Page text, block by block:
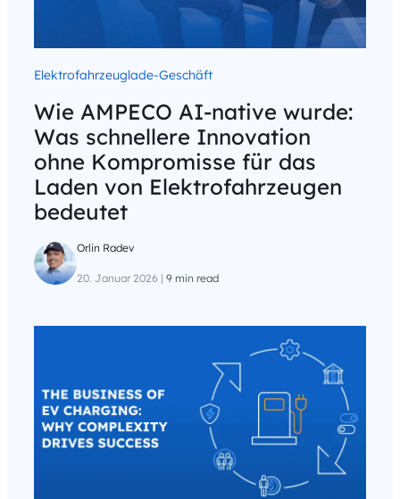
Elektrofahrzeuglade-Geschäft
Wie AMPECO AI-native wurde:
Was schnellere Innovation
ohne Kompromisse für das
Laden von Elektrofahrzeugen
bedeutet
Orlin Radev
20. Januar 2026 | 9 min read